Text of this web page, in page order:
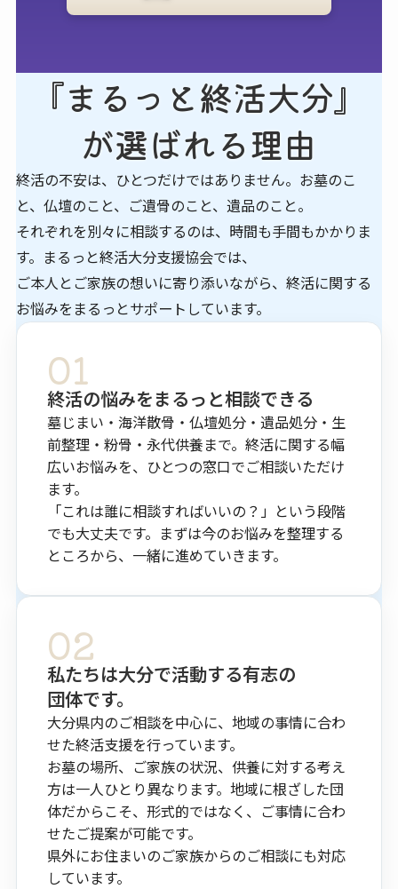
『まるっと終活大分』
が​選ばれる​理由
終活の不安は、ひとつだけではありません。お墓のこ
と、仏壇のこと、ご遺骨のこと、遺品のこと。
それぞれを別々に相談するのは、時間も手間もかかりま
す。まるっと終活大分支援協会では、
ご本人とご家族の想いに寄り添いながら、終活に関する
お悩みをまるっとサポートしています。
01
終活の​悩みを​まるっと​相談できる
墓じまい・海洋散骨・仏壇処分・遺品処分・生
前整理・粉骨・永代供養まで。終活に関する幅
広いお悩みを、ひとつの窓口でご相談いただけ
ます。
「これは誰に相談すればいいの？」という段階
でも大丈夫です。まずは今のお悩みを整理する
ところから、一緒に進めていきます。
02
私たちは​大分で​活動する​有志の​
団体です。
大分県内のご相談を中心に、地域の事情に合わ
せた終活支援を行っています。
お墓の場所、ご家族の状況、供養に対する考え
方は一人ひとり異なります。地域に根ざした団
体だからこそ、形式的ではなく、ご事情に合わ
せたご提案が可能です。
県外にお住まいのご家族からのご相談にも対応
しています。